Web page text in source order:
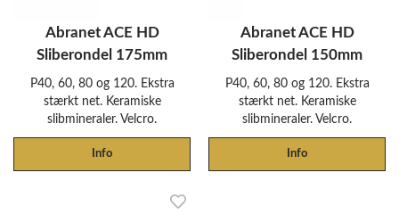
Abranet ACE HD
Sliberondel 175mm
P40, 60, 80 og 120. Ekstra
stærkt net. Keramiske
slibmineraler. Velcro.
Info
Abranet ACE HD
Sliberondel 150mm
P40, 60, 80 og 120. Ekstra
stærkt net. Keramiske
slibmineraler. Velcro.
Info